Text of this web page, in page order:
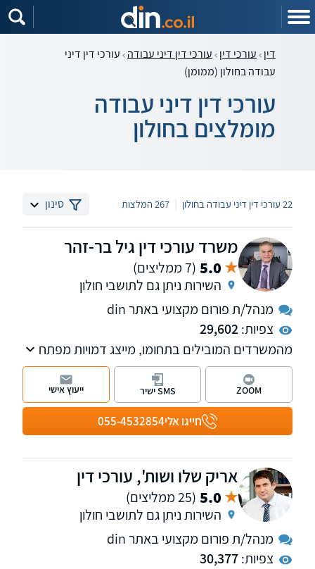
דין עורכי דין עורכי דין דיני עבודה עורכי דין דיני
עבודה בחולון (ממומן)
עורכי דין דיני עבודה
מומלצים בחולון
22 עורכי דין דיני עבודה בחולון 267 המלצות סינון
משרד עורכי דין גיל בר-זהר
5.0 (7 ממליצים)
השירות ניתן גם לתושבי חולון
מנהל/ת פורום מקצועי באתר din
צפיות:29,602
מהמשרדים המובילים בתחומו, מייצג דמויות מפתח
בתקשורת ובטלוויזיה. המשרד מספק שרות
בנושאים: דיני משפחה, עבודה, מקרקעין, קיניין
רוחני ומסחרי
חייגו אלי055-4532854
ZOOM SMS ישיר ייעוץ אישי
אריק שלו ושות', עורכי דין
5.0 (25 ממליצים)
השירות ניתן גם לתושבי חולון
מנהל/ת פורום מקצועי באתר din
צפיות:30,377